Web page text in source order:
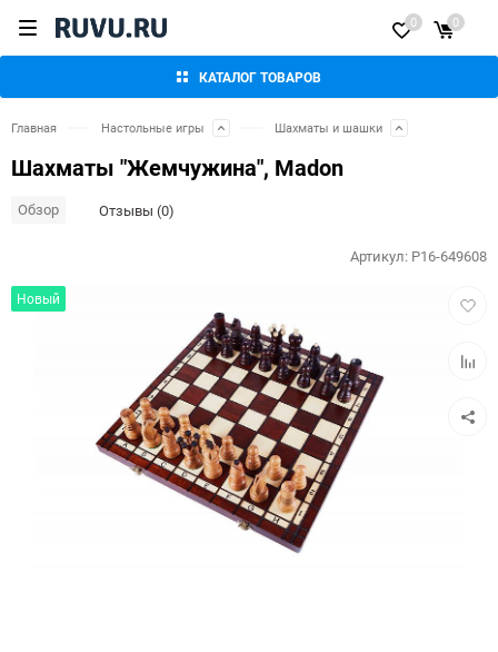
КАТАЛОГ ТОВАРОВ
0 0
Главная Настольные игры Шахматы и шашки
Шахматы "Жемчужина", Madon
Обзор Отзывы (0)
Новый
Артикул: P16-649608